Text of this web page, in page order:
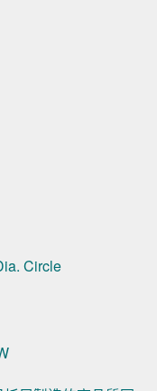
Circle